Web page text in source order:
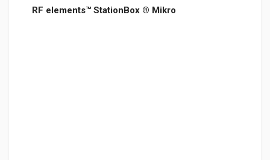
RF elements™ StationBox ® Mikro